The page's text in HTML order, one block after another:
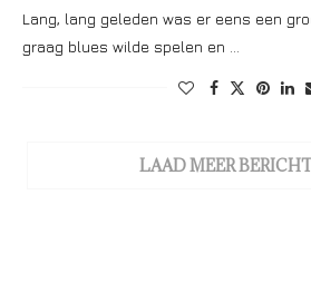
Lang, lang geleden was er eens een
graag blues wilde spelen en …
LAAD MEER